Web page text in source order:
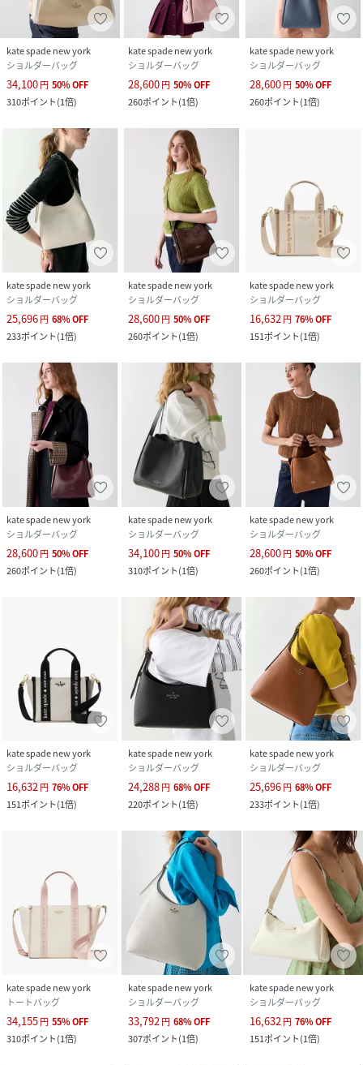
kate spade new york
ショルダーバッグ
34,100円 50%OFF
310ポイント(1倍)
kate spade new york
ショルダーバッグ
28,600円 50%OFF
260ポイント(1倍)
kate spade new york
ショルダーバッグ
28,600円 50%OFF
260ポイント(1倍)
kate spade new york
ショルダーバッグ
25,696円 68%OFF
233ポイント(1倍)
kate spade new york
ショルダーバッグ
28,600円 50%OFF
260ポイント(1倍)
kate spade new york
ショルダーバッグ
16,632円 76%OFF
151ポイント(1倍)
kate spade new york
ショルダーバッグ
28,600円 50%OFF
260ポイント(1倍)
kate spade new york
ショルダーバッグ
34,100円 50%OFF
310ポイント(1倍)
kate spade new york
ショルダーバッグ
28,600円 50%OFF
260ポイント(1倍)
kate spade new york
ショルダーバッグ
16,632円 76%OFF
151ポイント(1倍)
kate spade new york
ショルダーバッグ
24,288円 68%OFF
220ポイント(1倍)
kate spade new york
ショルダーバッグ
25,696円 68%OFF
233ポイント(1倍)
kate spade new york
トートバッグ
34,155円 55%OFF
310ポイント(1倍)
kate spade new york
ショルダーバッグ
33,792 円 68%OFF
307ポイント(1倍)
kate spade new york
ショルダーバッグ
16,632 円 76%OFF
151ポイント(1倍)